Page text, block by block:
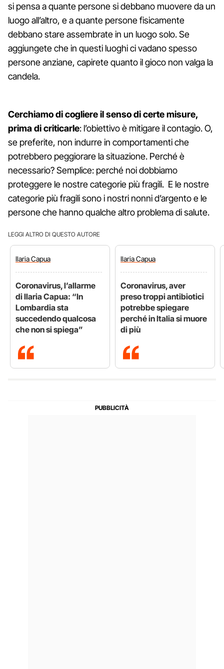
si pensa a quante persone si debbano muovere da un
luogo all’altro, e a quante persone fisicamente
debbano stare assembrate in un luogo solo. Se
aggiungete che in questi luoghi ci vadano spesso
persone anziane, capirete quanto il gioco non valga la
candela.
Cerchiamo di cogliere il senso di certe misure,
prima di criticarle: l’obiettivo è mitigare il contagio. O,
se preferite, non indurre in comportamenti che
potrebbero peggiorare la situazione. Perché è
necessario? Semplice: perché noi dobbiamo
proteggere le nostre categorie più fragili. E le nostre
categorie più fragili sono i nostri nonni d’argento e le
persone che hanno qualche altro problema di salute.
LEGGI ALTRO DI QUESTO AUTORE
IlariaCapua
Coronavirus, l’allarme
di Ilaria Capua: “In
Lombardia sta
succedendo qualcosa
che non si spiega”
IlariaCapua
Coronavirus, aver
preso troppi antibiotici
potrebbe spiegare
perché in Italia si muore
di più